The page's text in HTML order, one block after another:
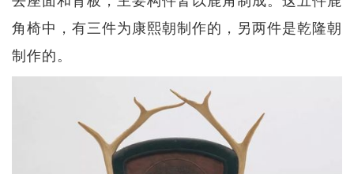
角椅中，有三件为康熙朝制作的，另两件是乾隆朝
制作的。